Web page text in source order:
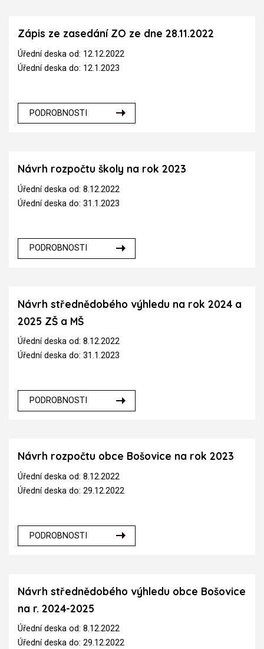
Zápis ze zasedání ZO ze dne 28.11.2022
Úřední deska od: 12.12.2022
Úřední deska do: 12.1.2023
PODROBNOSTI
Návrh rozpočtu školy na rok 2023
Úřední deska od: 8.12.2022
Úřední deska do: 31.1.2023
PODROBNOSTI
Návrh střednědobého výhledu na rok 2024 a
2025 ZŠ a MŠ
Úřední deska od: 8.12.2022
Úřední deska do: 31.1.2023
PODROBNOSTI
Návrh rozpočtu obce Bošovice na rok 2023
Úřední deska od: 8.12.2022
Úřední deska do: 29.12.2022
PODROBNOSTI
Návrh střednědobého výhledu obce Bošovice
na r. 2024-2025
Úřední deska od: 8.12.2022
Úřední deska do: 29.12.2022